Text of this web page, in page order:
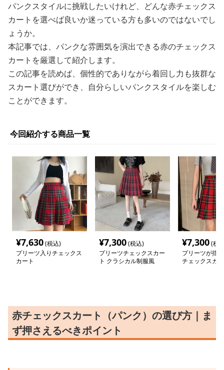
パンクスタイルに挑戦したいけれど、どんな赤チェックス
カートを選べば良いか迷っている方も多いのではないでし
ょうか。
本記事では、パンクな雰囲気を演出できる赤のチェックス
カートを厳選して紹介します。
この記事を読めば、個性的でありながら着回し力も抜群な
スカート選びができ、自分らしいパンクスタイルを楽しむ
ことができます。
今回紹介する商品一覧
¥7,630(税込)
プリーツ入りチェックス
カート
¥7,300(税込)
プリーツチェックスカー
ト クラシカル制服風
¥7,300(税
プリーツが揺
チェックスカ
赤チェックスカート（パンク）の選び方｜ま
ず押さえるべきポイント